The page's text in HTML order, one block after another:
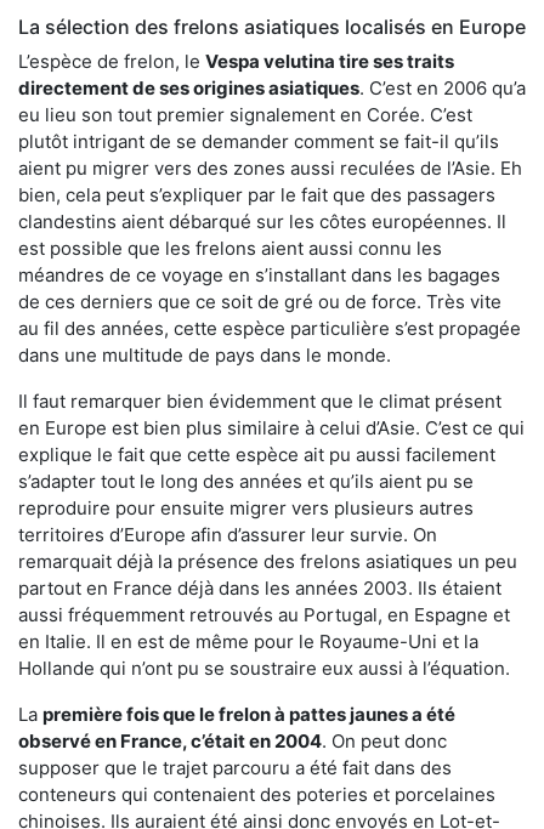
La sélection des frelons asiatiques localisés en Europe
L’espèce de frelon, le Vespa velutina tire ses traits
directement de ses origines asiatiques. C’est en 2006 qu’a
eu lieu son tout premier signalement en Corée. C’est
plutôt intrigant de se demander comment se fait-il qu’ils
aient pu migrer vers des zones aussi reculées de l’Asie. Eh
bien, cela peut s’expliquer par le fait que des passagers
clandestins aient débarqué sur les côtes européennes. Il
est possible que les frelons aient aussi connu les
méandres de ce voyage en s’installant dans les bagages
de ces derniers que ce soit de gré ou de force. Très vite
au fil des années, cette espèce particulière s’est propagée
dans une multitude de pays dans le monde.
Il faut remarquer bien évidemment que le climat présent
en Europe est bien plus similaire à celui d’Asie. C’est ce qui
explique le fait que cette espèce ait pu aussi facilement
s’adapter tout le long des années et qu’ils aient pu se
reproduire pour ensuite migrer vers plusieurs autres
territoires d’Europe afin d’assurer leur survie. On
remarquait déjà la présence des frelons asiatiques un peu
partout en France déjà dans les années 2003. Ils étaient
aussi fréquemment retrouvés au Portugal, en Espagne et
en Italie. Il en est de même pour le Royaume-Uni et la
Hollande qui n’ont pu se soustraire eux aussi à l’équation.
La première fois que le frelon à pattes jaunes a été
observé en France, c’était en 2004. On peut donc
supposer que le trajet parcouru a été fait dans des
conteneurs qui contenaient des poteries et porcelaines
chinoises. Ils auraient été ainsi donc envoyés en Lot-et-